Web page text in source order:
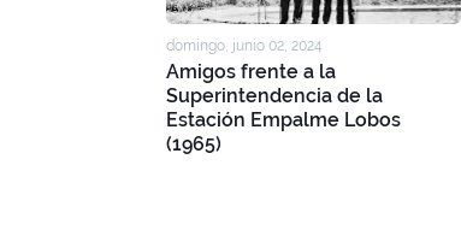
domingo, junio 02, 2024
Amigos frente a la
Superintendencia de la
Estación Empalme Lobos
(1965)